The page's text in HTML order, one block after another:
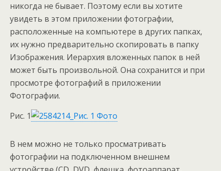
никогда не бывает. Поэтому если вы хотите
увидеть в этом приложении фотографии,
расположенные на компьютере в других папках,
их нужно предварительно скопировать в папку
Изображения. Иерархия вложенных папок в ней
может быть произвольной. Она сохранится и при
просмотре фотографий в приложении
Фотографии.
Рис. 1
В нем можно не только просматривать
фотографии на подключенном внешнем